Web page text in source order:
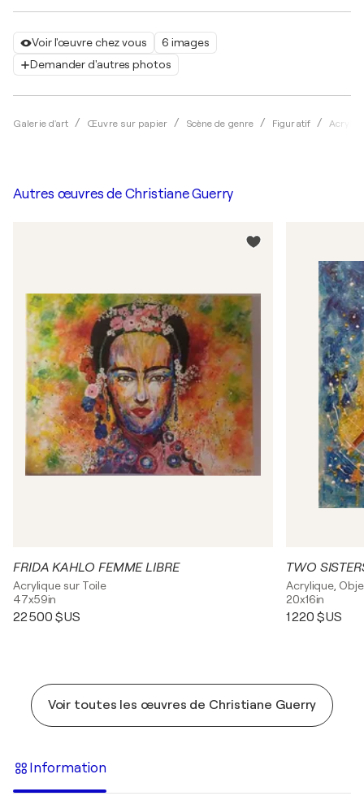
Voir l'œuvre chez vous
6 images
Demander d'autres photos
Galerie d'art Œuvre sur papier Scène de genre Figuratif
Autres œuvres de Christiane Guerry
FRIDA KAHLO FEMME LIBRE
Acrylique sur Toile
47x59in
22 500 $US
TWO
Acrylique,
20x16in
1 220 $US
Voir toutes les œuvres de Christiane Guerry
Information